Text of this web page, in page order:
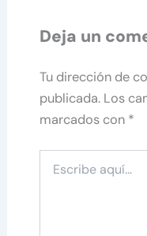
Deja un
Tu dirección de
publicada. Los
marcados con *
aquí...